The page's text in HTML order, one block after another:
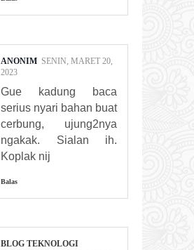
ANONIM SENIN, MARET 20,
2023
Gue kadung baca
serius nyari bahan buat
cerbung, ujung2nya
ngakak. Sialan ih.
Koplak nij
Balas
BLOG TEKNOLOGI